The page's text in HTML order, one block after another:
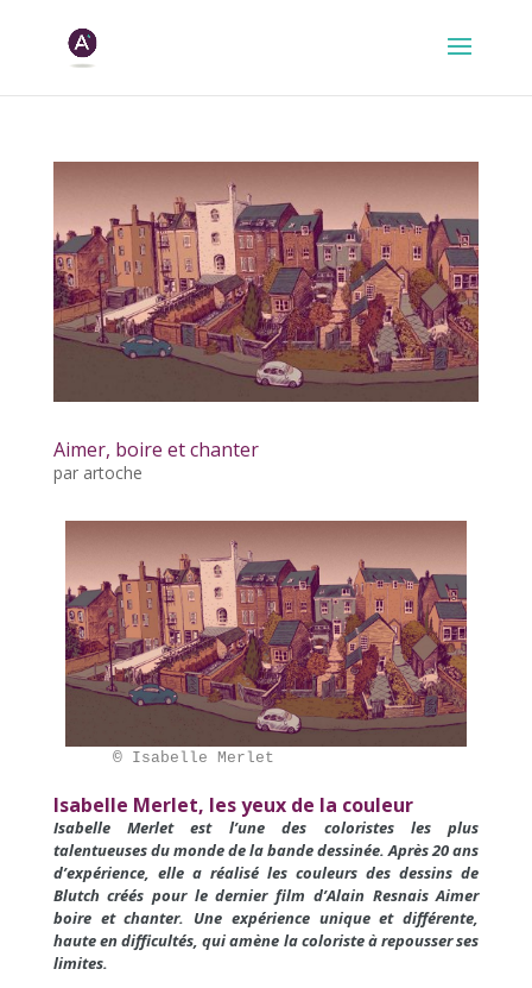
Aimer, boire et chanter
par artoche
     ©
Isabelle Merlet
Isabelle Merlet, les yeux de la couleur
Isabelle Merlet est l’une des coloristes les plus
talentueuses du monde de la bande dessinée. Après 20 ans
d’expérience, elle a réalisé les couleurs des dessins de
Blutch créés pour le dernier film d’Alain Resnais Aimer
boire et chanter. Une expérience unique et différente,
haute en difficultés, qui amène la coloriste à repousser ses
limites.